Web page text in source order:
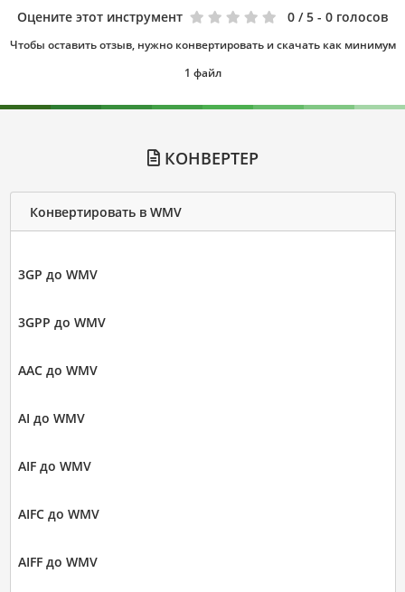
Оцените этот инструмент 0 / 5 - 0 голосов
Чтобы оставить отзыв, нужно конвертировать и скачать как минимум
1 файл
КОНВЕРТЕР
Конвертировать в WMV
3GP до WMV
3GPP до WMV
AAC до WMV
AI до WMV
AIF до WMV
AIFC до WMV
AIFF до WMV